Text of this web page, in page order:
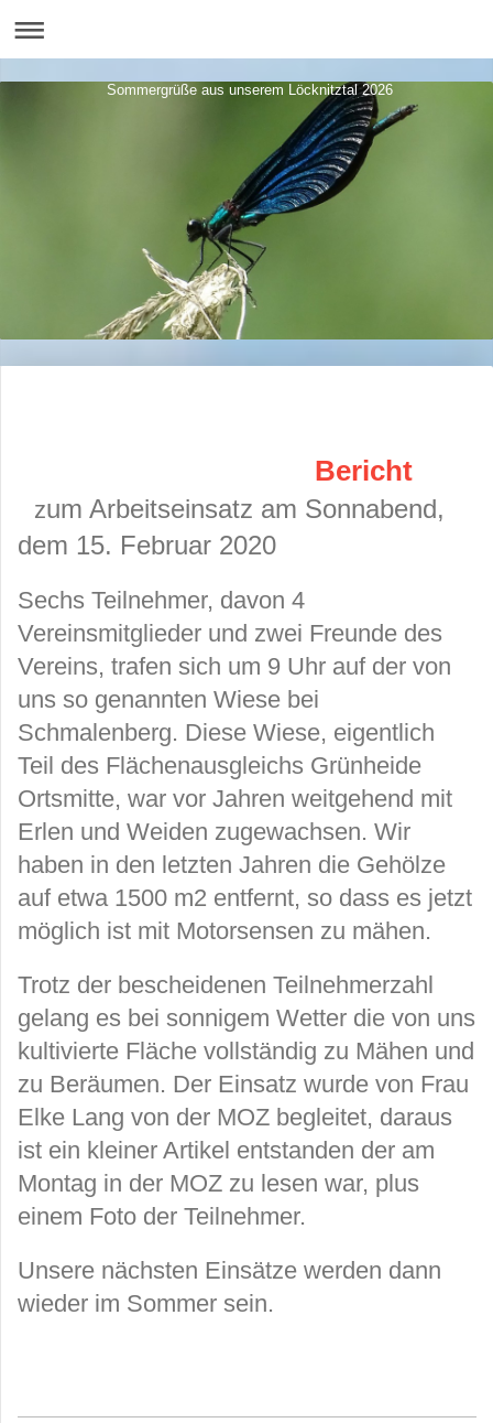
Sommergrüße aus unserem Löcknitztal 2026
Bericht
zum Arbeitseinsatz am Sonnabend,
dem 15. Februar 2020
Sechs Teilnehmer, davon 4
Vereinsmitglieder und zwei Freunde des
Vereins, trafen sich um 9 Uhr auf der von
uns so genannten Wiese bei
Schmalenberg. Diese Wiese, eigentlich
Teil des Flächenausgleichs Grünheide
Ortsmitte, war vor Jahren weitgehend mit
Erlen und Weiden zugewachsen. Wir
haben in den letzten Jahren die Gehölze
auf etwa 1500 m2 entfernt, so dass es jetzt
möglich ist mit Motorsensen zu mähen.
Trotz der bescheidenen Teilnehmerzahl
gelang es bei sonnigem Wetter die von uns
kultivierte Fläche vollständig zu Mähen und
zu Beräumen. Der Einsatz wurde von Frau
Elke Lang von der MOZ begleitet, daraus
ist ein kleiner Artikel entstanden der am
Montag in der MOZ zu lesen war, plus
einem Foto der Teilnehmer.
Unsere nächsten Einsätze werden dann
wieder im Sommer sein.